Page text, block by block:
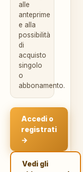
alle
anteprime
e alla
possibilità
di
acquisto
singolo
o
abbonamento.
Accedi o
registrati
→
Vedi gli